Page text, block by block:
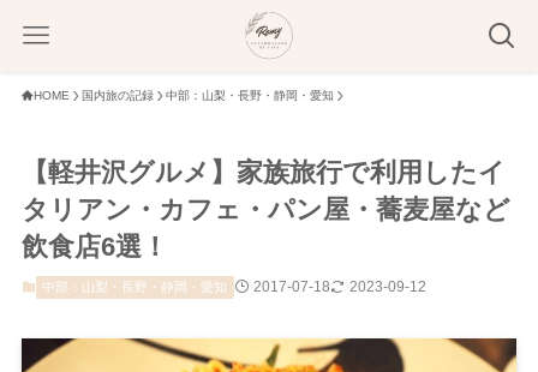
HOME 国内旅の記録 中部：山梨・長野・静岡・愛知
【軽井沢グルメ】家族旅行で利用したイ
タリアン・カフェ・パン屋・蕎麦屋など
飲食店6選！
中部：山梨・長野・静岡・愛知 2017-07-18 2023-09-12